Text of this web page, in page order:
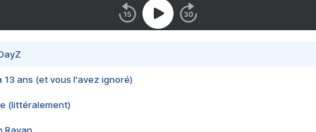
13 ans (et vous l'avez ignoré)
(littéralement)